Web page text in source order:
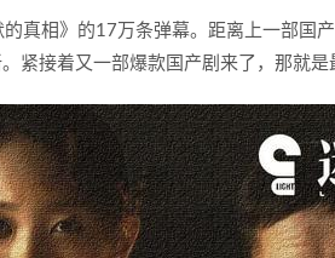
真相》的17万条弹幕。距离上一部国
紧接着又一部爆款国产剧来了，那就